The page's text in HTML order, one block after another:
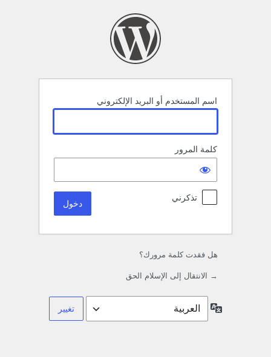
اسم المستخدم أو البريد الإلكتروني
كلمة المرور
تذكرني
هل فقدت كلمة مرورك؟
→ الانتقال إلى الإسلام الحق
اللغة